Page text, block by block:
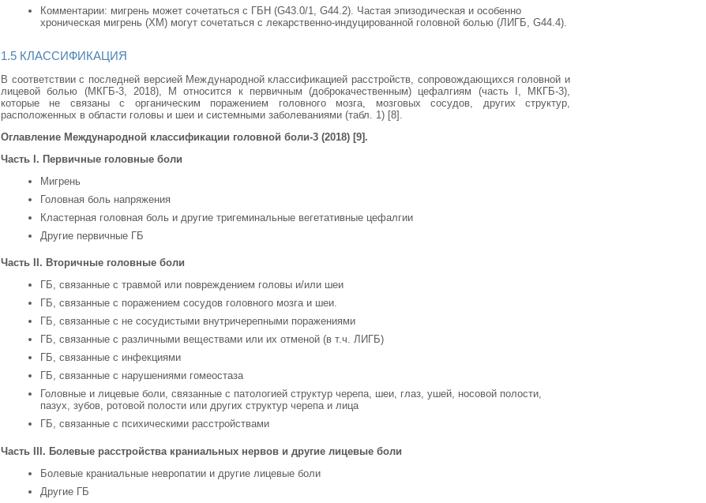
Комментарии: мигрень может сочетаться с ГБН (G43.0/1, G44.2). Частая эпизодическая и особенно
хроническая мигрень (ХМ) могут сочетаться с лекарственно-индуцированной головной болью (ЛИГБ, G44.4).
1.5 КЛАССИФИКАЦИЯ
В соответствии с последней версией Международной классификацией расстройств, сопровождающихся головной и
лицевой болью (МКГБ-3, 2018), М относится к первичным (доброкачественным) цефалгиям (часть I, МКГБ-3),
которые не связаны с органическим поражением головного мозга, мозговых сосудов, других структур,
расположенных в области головы и шеи и системными заболеваниями (табл. 1) [8].
Оглавление Международной классификации головной боли-3 (2018) [9].
Часть I. Первичные головные боли
Мигрень
Головная боль напряжения
Кластерная головная боль и другие тригеминальные вегетативные цефалгии
Другие первичные ГБ
Часть II. Вторичные головные боли
ГБ, связанные с травмой или повреждением головы и/или шеи
ГБ, связанные с поражением сосудов головного мозга и шеи.
ГБ, связанные с не сосудистыми внутричерепными поражениями
ГБ, связанные с различными веществами или их отменой (в т.ч. ЛИГБ)
ГБ, связанные с инфекциями
ГБ, связанные с нарушениями гомеостаза
Головные и лицевые боли, связанные с патологией структур черепа, шеи, глаз, ушей, носовой полости,
пазух, зубов, ротовой полости или других структур черепа и лица
ГБ, связанные с психическими расстройствами
Часть III. Болевые расстройства краниальных нервов и другие лицевые боли
Болевые краниальные невропатии и другие лицевые боли
Другие ГБ